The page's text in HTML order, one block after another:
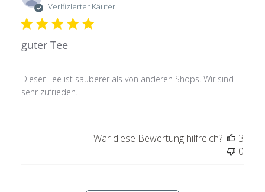
Verifizierter Käufer
guter Tee
Dieser Tee ist sauberer als von anderen Shops. Wir sind
sehr zufrieden.
War diese Bewertung hilfreich?
3
0